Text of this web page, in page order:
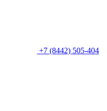
+7 (8442) 505-404